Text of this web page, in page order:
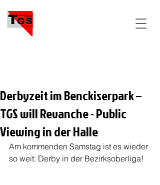
Derbyzeit im Benckiserpark –
TGS will Revanche - Public
Viewing in der Halle
Am kommenden Samstag ist es wieder
so weit: Derby in der Bezirksoberliga!